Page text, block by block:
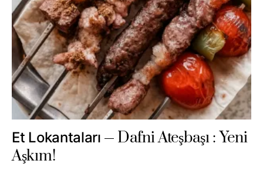
Et Lokantaları
Dafni Ateşbaşı : Yeni
Aşkım!